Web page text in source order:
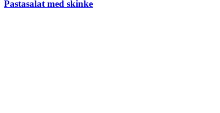
Pastasalat med skinke